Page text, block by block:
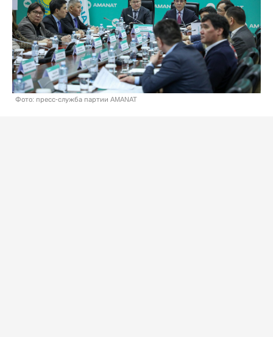
Фото: пресс-служба партии AMANAT